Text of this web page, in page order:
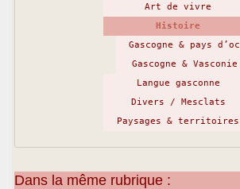
Art de vivre
Histoire
Gascogne & pays d’oc
Gascogne & Vasconie
Langue gasconne
Divers / Mesclats
Paysages & territoires
Dans la même rubrique :